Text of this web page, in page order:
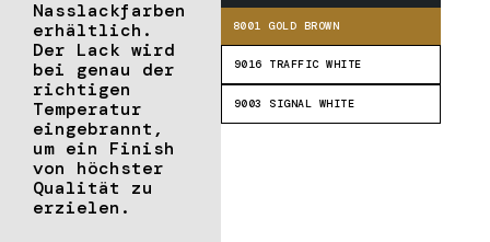
Nasslackfarben
erhältlich.
Der Lack wird
bei genau der
richtigen
Temperatur
eingebrannt,
um ein Finish
von höchster
Qualität zu
erzielen.
8001 GOLD BROWN
9016 TRAFFIC WHITE
9003 SIGNAL WHITE